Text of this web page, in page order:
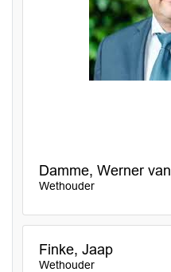
Damme, Werner van
Wethouder
Finke, Jaap
Wethouder